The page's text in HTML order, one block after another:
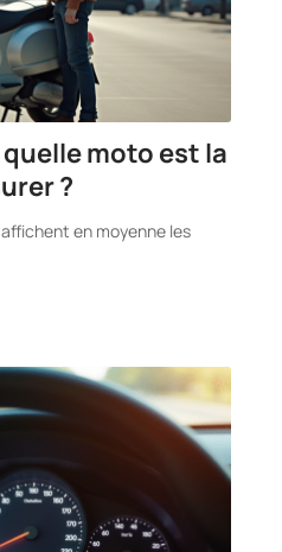
moto est la
?
en moyenne les